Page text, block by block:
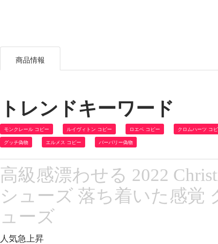
商品情報
トレンドキーワード
モンクレール コピー ルイヴィトン コピー ロエベ コピー クロムハーツ コ
グッチ偽物 エルメス コピー バーバリー偽物
高級感漂わせる 2022
シューズ 落ち着いた感覚
ューズ
人気急上昇